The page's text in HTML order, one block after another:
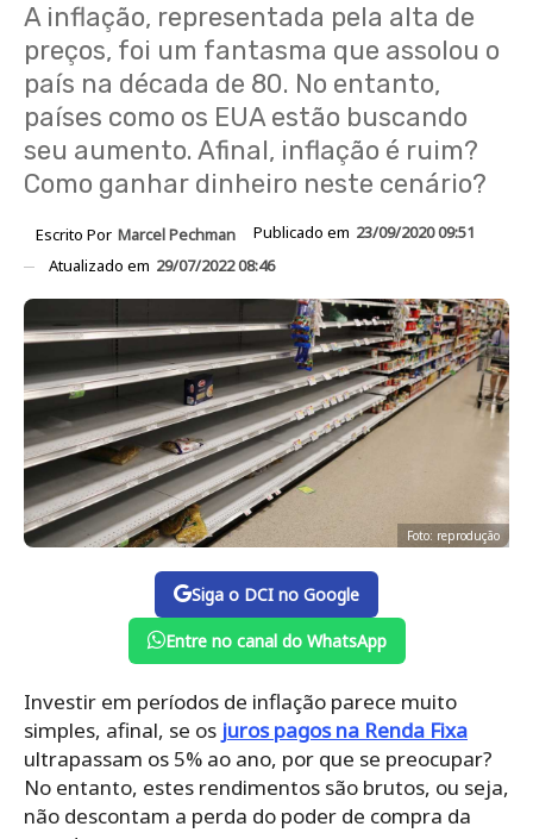
A inflação, representada pela alta de
preços, foi um fantasma que assolou o
país na década de 80. No entanto,
países como os EUA estão buscando
seu aumento. Afinal, inflação é ruim?
Como ganhar dinheiro neste cenário?
Escrito Por Marcel Pechman Publicado em 23/09/2020 09:51
Atualizado em 29/07/2022 08:46
Foto: reprodução
Siga o DCI no Google
Entre no canal do WhatsApp
Investir em períodos de inflação parece muito
simples, afinal, se os juros pagos na Renda Fixa
ultrapassam os 5% ao ano, por que se preocupar?
No entanto, estes rendimentos são brutos, ou seja,
não descontam a perda do poder de compra da